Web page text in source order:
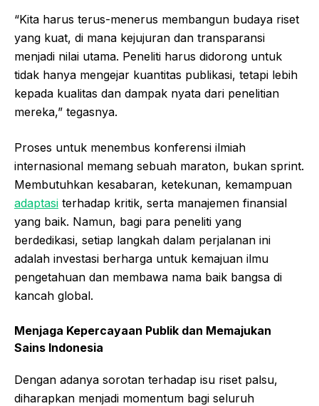
“Kita harus terus-menerus membangun budaya riset
yang kuat, di mana kejujuran dan transparansi
menjadi nilai utama. Peneliti harus didorong untuk
tidak hanya mengejar kuantitas publikasi, tetapi lebih
kepada kualitas dan dampak nyata dari penelitian
mereka,” tegasnya.
Proses untuk menembus konferensi ilmiah
internasional memang sebuah maraton, bukan sprint.
Membutuhkan kesabaran, ketekunan, kemampuan
adaptasi terhadap kritik, serta manajemen finansial
yang baik. Namun, bagi para peneliti yang
berdedikasi, setiap langkah dalam perjalanan ini
adalah investasi berharga untuk kemajuan ilmu
pengetahuan dan membawa nama baik bangsa di
kancah global.
Menjaga Kepercayaan Publik dan Memajukan
Sains Indonesia
Dengan adanya sorotan terhadap isu riset palsu,
diharapkan menjadi momentum bagi seluruh